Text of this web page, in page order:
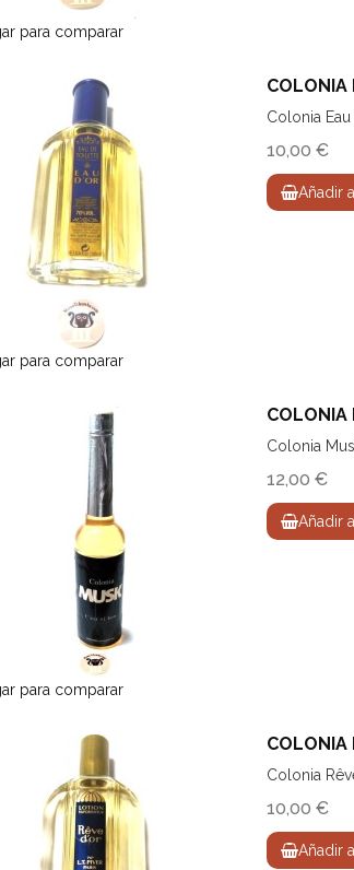
para comparar
para comparar
COLONIA
Colonia Eau
10,00 €
Añadir
para comparar
COLONIA
Colonia
12,00 €
Añadir
COLONIA
Colonia
10,00 €
Añadir